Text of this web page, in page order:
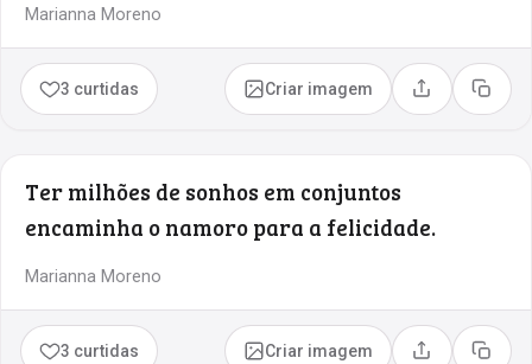
Marianna Moreno
3 curtidas Criar imagem Compartilhar
Copiar
Ter milhões de sonhos em conjuntos
encaminha o namoro para a felicidade.
Marianna Moreno
3 curtidas Criar imagem Compartilhar
Copiar